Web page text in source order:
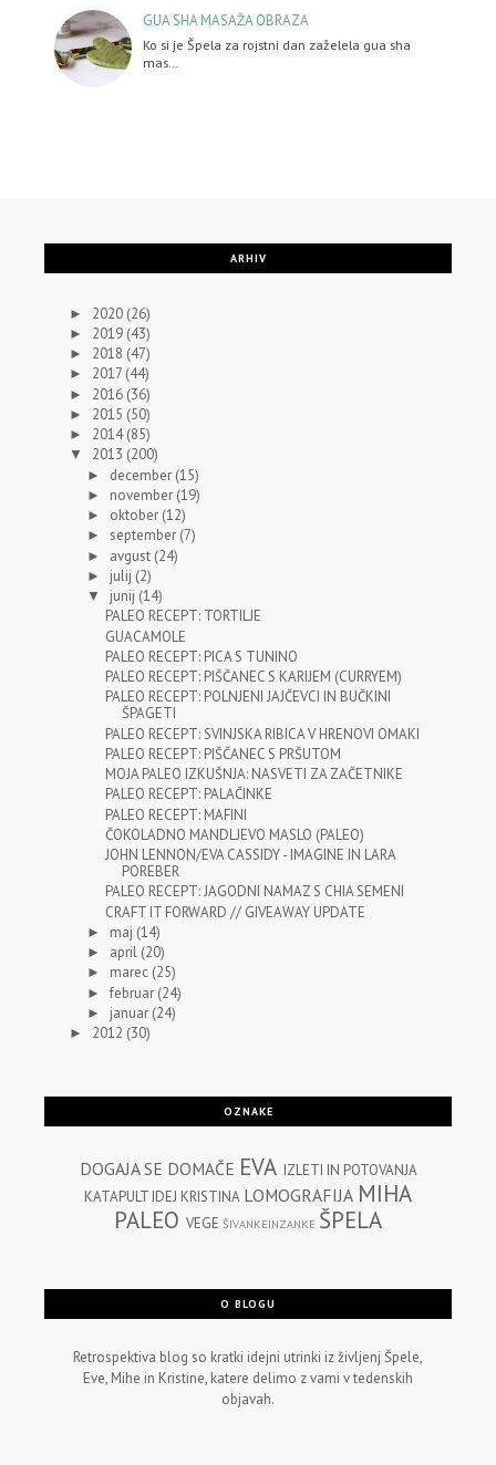
GUA SHA MASAŽA OBRAZA
Ko si je Špela za rojstni dan zaželela gua sha
mas…
ARHIV
► 2020 (26)
► 2019 (43)
► 2018 (47)
► 2017 (44)
► 2016 (36)
► 2015 (50)
► 2014(85)
▼ 2013 (200)
► december (15)
► november (19)
► oktober (12)
►september (7)
► avgust (24)
► julij (2)
▼ junij (14)
PALEO RECEPT: TORTILJE
GUACAMOLE
PALEO RECEPT: PICA S TUNINO
PALEO RECEPT: PIŠČANEC S KARIJEM (CURRYEM)
PALEO RECEPT: POLNJENI JAJČEVCI IN BUČKINI
ŠPAGETI
PALEO RECEPT: SVINJSKA RIBICA V HRENOVI OMAKI
PALEO RECEPT: PIŠČANEC S PRŠUTOM
MOJA PALEO IZKUŠNJA: NASVETI ZA ZAČETNIKE
PALEO RECEPT: PALAČINKE
PALEO RECEPT: MAFINI
ČOKOLADNO MANDLJEVO MASLO (PALEO)
JOHN LENNON/EVA CASSIDY - IMAGINE IN LARA
POREBER
PALEO RECEPT: JAGODNI NAMAZ S CHIA SEMENI
CRAFT IT FORWARD // GIVEAWAY UPDATE
► maj (14)
► april (20)
► marec (25)
►februar (24)
► januar (24)
► 2012 (30)
OZNAKE
DOGAJA SE DOMAČE EVA IZLETI IN POTOVANJA
KATAPULT IDEJ KRISTINA LOMOGRAFIJA MIHA
PALEO VEGE ŠIVANKEINZANKE ŠPELA
O BLOGU
Retrospektiva blog so kratki idejni utrinki iz življenj Špele,
Eve, Mihe in Kristine, katere delimo z vami v tedenskih
objavah.